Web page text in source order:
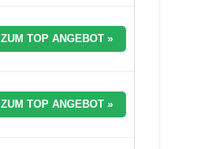
ZUM TOP ANGEBOT »
ZUM TOP ANGEBOT »